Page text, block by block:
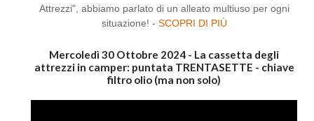
Attrezzi", abbiamo parlato di un alleato multiuso per ogni
situazione! - SCOPRI DI PIÙ
Mercoledì 30 Ottobre 2024 - La cassetta degli
attrezzi in camper: puntata TRENTASETTE - chiave
filtro olio (ma non solo)